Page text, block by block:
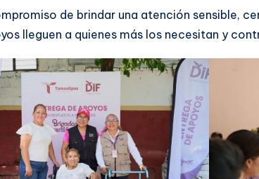
de brindar una atención sensible,
lleguen a quienes más los necesitan y